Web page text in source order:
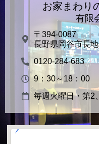
お家まわり
有限
〒394-0087
長野県岡谷市長
0120-284-683
9：30～18：00
毎週火曜日・第2